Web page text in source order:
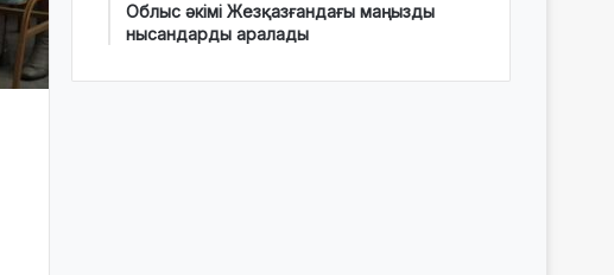
Облыс әкімі Жезқазғандағы маңызды
нысандарды аралады